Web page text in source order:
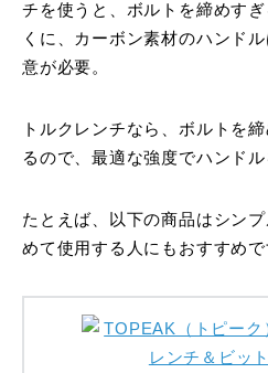
チを使うと、ボルトを締めす
くに、カーボン素材のハンド
意が必要。
トルクレンチなら、ボルトを
るので、最適な強度でハンド
たとえば、以下の商品はシン
めて使用する人にもおすすめで